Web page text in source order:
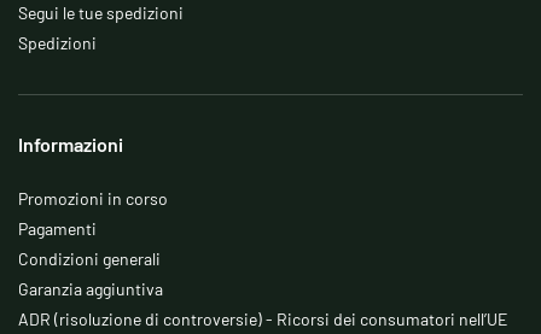
Segui le tue spedizioni
Spedizioni
Informazioni
Promozioni in corso
Pagamenti
Condizioni generali
Garanzia aggiuntiva
ADR (risoluzione di controversie) - Ricorsi dei consumatori nell’UE